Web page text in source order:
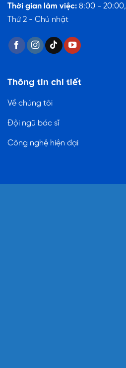
Thời gian làm việc: 8:00 - 20:00,
Thứ 2 - Chủ nhật
Thông tin chi tiết
Về chúng tôi
Đội ngũ bác sĩ
Công nghệ hiện đại